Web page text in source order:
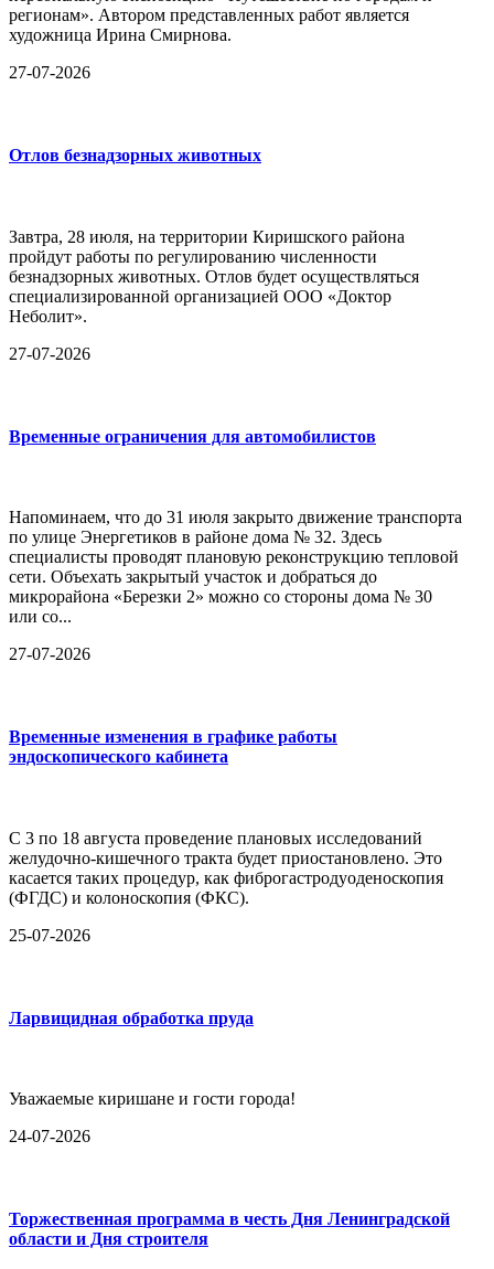
регионам». Автором представленных работ является
художница Ирина Смирнова.
27-07-2026
Отлов безнадзорных животных
Завтра, 28 июля, на территории Киришского района
пройдут работы по регулированию численности
безнадзорных животных. Отлов будет осуществляться
специализированной организацией ООО «Доктор
Неболит».
27-07-2026
Временные ограничения для автомобилистов
Напоминаем, что до 31 июля закрыто движение транспорта
по улице Энергетиков в районе дома № 32. Здесь
специалисты проводят плановую реконструкцию тепловой
сети. Объехать закрытый участок и добраться до
микрорайона «Березки 2» можно со стороны дома № 30
или со...
27-07-2026
Временные изменения в графике работы
эндоскопического кабинета
С 3 по 18 августа проведение плановых исследований
желудочно-кишечного тракта будет приостановлено. Это
касается таких процедур, как фиброгастродуоденоскопия
(ФГДС) и колоноскопия (ФКС).
25-07-2026
Ларвицидная обработка пруда
Уважаемые киришане и гости города!
24-07-2026
Торжественная программа в честь Дня Ленинградской
области и Дня строителя